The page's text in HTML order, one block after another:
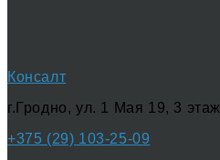
Консалт
г.Гродно, ул. 1 Мая 19, 3 этаж
+375 (29) 103-25-09